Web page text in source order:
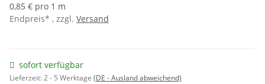
0,85 € pro 1 m
Endpreis* , zzgl. Versand
sofort verfügbar
Lieferzeit:2 - 5 Werktage (DE - Ausland abweichend)